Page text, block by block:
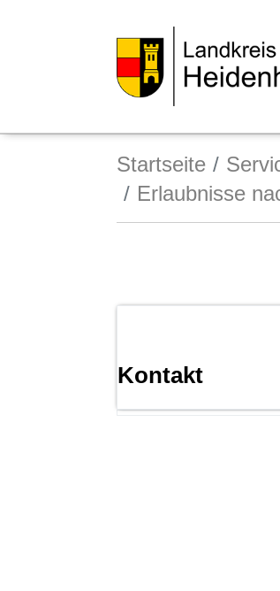
Startseite
Erlaubnisse
Kontakt